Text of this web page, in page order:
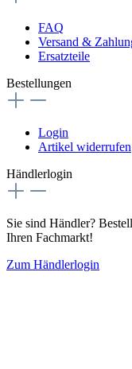
FAQ
Versand &
Ersatzteile
Bestellungen
Login
Artikel widerrufen
Händlerlogin
Sie sind Händler?
Ihren Fachmarkt!
Zum Händlerlogin